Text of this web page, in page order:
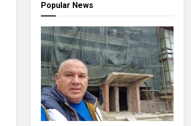
Popular News